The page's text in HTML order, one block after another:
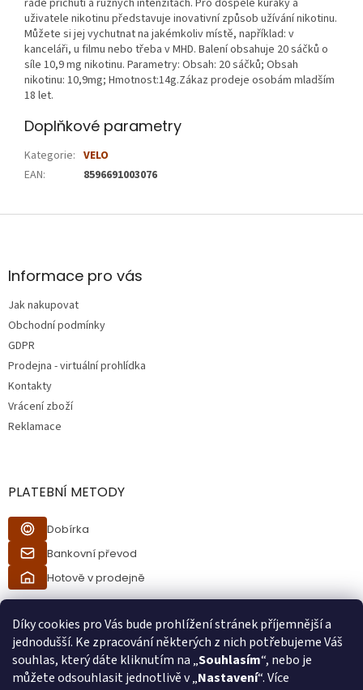
Díky cookies pro Vás bude prohlížení stránek příjemnější a
jednodušší. Ke zpracování některých z nich potřebujeme Váš
souhlas, který dáte kliknutím na „Souhlasím“, nebo je
můžete odsouhlasit jednotlivě v „Nastavení“. Více
řadě příchutí a různých intenzitách. Pro dospělé kuřáky a
uživatele nikotinu představuje inovativní způsob užívání nikotinu.
Můžete si jej vychutnat na jakémkoliv místě, například: v
kanceláři, u filmu nebo třeba v MHD. Balení obsahuje 20 sáčků o
síle 10,9 mg nikotinu. Parametry: Obsah: 20 sáčků; Obsah
nikotinu: 10,9mg; Hmotnost:14g.Zákaz prodeje osobám mladším
18 let.
Doplňkové parametry
Kategorie: VELO
EAN: 8596691003076
Z
aInformace pro vás
Jak nakupovat
Obchodní podmínky
GDPR
Prodejna - virtuální prohlídka
Kontakty
Vrácení zboží
Reklamace
PLATEBNÍ METODY
Dobírka
Bankovní převod
Hotově v prodejně